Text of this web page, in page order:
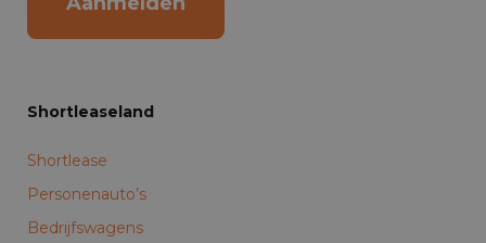
Shortleaseland
Shortlease
Personenauto’s
Bedrijfswagens